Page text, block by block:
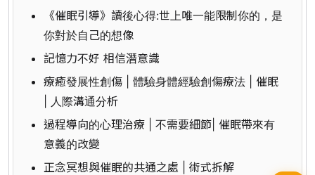
《催眠引導》讀後心得:世上唯一能限制你的，是
你對於自己的想像
記憶力不好 相信潛意識
療癒發展性創傷 | 體驗身體經驗創傷療法 | 催眠
| 人際溝通分析
過程導向的心理治療 | 不需要細節| 催眠帶來有
意義的改變
正念冥想與催眠的共通之處 | 術式拆解